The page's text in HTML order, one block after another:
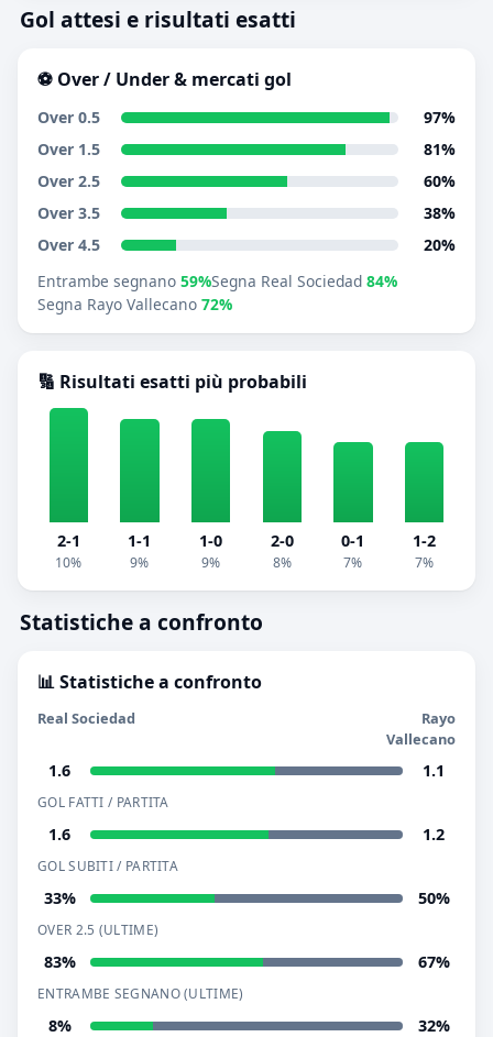
Gol attesi e risultati esatti
⚽ Over / Under & mercati gol
Over 0.5
97%
Over 1.5
81%
Over 2.5
60%
Over 3.5
38%
Over 4.5
20%
Entrambe segnano 59%Segna Real Sociedad 84%
Segna Rayo Vallecano 72%
🔢 Risultati esatti più probabili
2-1
10%
1-1
9%
1-0
9%
2-0
8%
0-1
7%
1-2
7%
Statistiche a confronto
📊 Statistiche a confronto
Real Sociedad
Rayo
Vallecano
1.6 1.1
GOL FATTI / PARTITA
1.6 1.2
GOL SUBITI / PARTITA
33% 50%
OVER 2.5 (ULTIME)
83% 67%
ENTRAMBE SEGNANO (ULTIME)
8% 32%